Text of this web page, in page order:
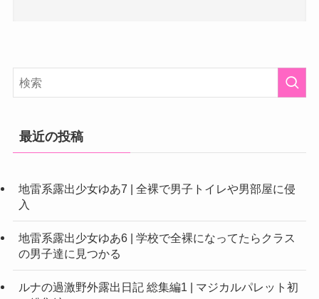
最近の投稿
地雷系露出少女ゆあ7 | 全裸で男子トイレや男部屋に侵
入
地雷系露出少女ゆあ6 | 学校で全裸になってたらクラス
の男子達に見つかる
ルナの過激野外露出日記 総集編1 | マジカルパレット初